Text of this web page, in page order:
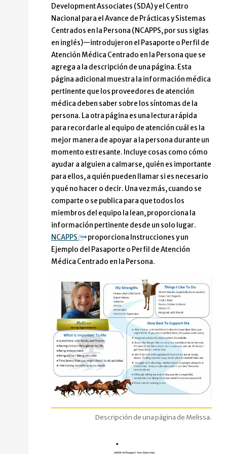
Development Associates (SDA) y el Centro
Nacional para el Avance de Prácticas y Sistemas
Centrados en la Persona (NCAPPS, por sus siglas
en inglés)—introdujeron el Pasaporte o Perfil de
Atención Médica Centrado en la Persona que se
agrega a la descripción de una página. Esta
página adicional muestra la información médica
pertinente que los proveedores de atención
médica deben saber sobre los síntomas de la
persona. La otra página es una lectura rápida
para recordarle al equipo de atención cuál es la
mejor manera de apoyar a la persona durante un
momento estresante. Incluye cosas como cómo
ayudar a alguien a calmarse, quién es importante
para ellos, a quién pueden llamar si es necesario
y qué no hacer o decir. Una vez más, cuando se
comparte o se publica para que todos los
miembros del equipo la lean, proporciona la
información pertinente desde un solo lugar.
NCAPPS
proporciona Instrucciones y un
Ejemplo del Pasaporte o Perfil de Atención
Médica Centrado en la Persona.
Imagen de la descripción de una
Melissa es una mujer sonriente, con cabello rubio
Descripción de una página de Melissa.